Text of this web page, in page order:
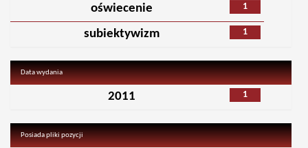
1
oświecenie
1
subiektywizm
Data wydania
1
2011
Posiada pliki pozycji